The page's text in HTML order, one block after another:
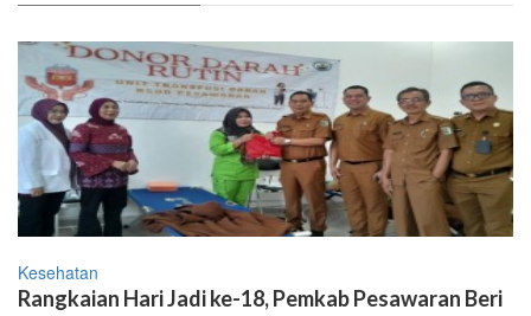
Kesehatan
Rangkaian Hari Jadi ke-18, Pemkab Pesawaran Beri